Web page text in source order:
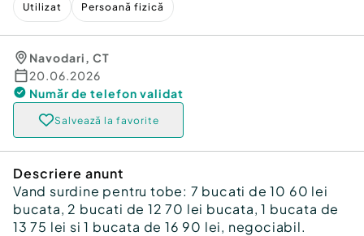
Utilizat Persoană fizică
Navodari, CT
20.06.2026
Număr de telefon validat
Salvează la favorite
Descriere anunt
Vand surdine pentru tobe: 7 bucati de 10 60 lei
bucata, 2 bucati de 12 70 lei bucata, 1 bucata de
13 75 lei si 1 bucata de 16 90 lei, negociabil.